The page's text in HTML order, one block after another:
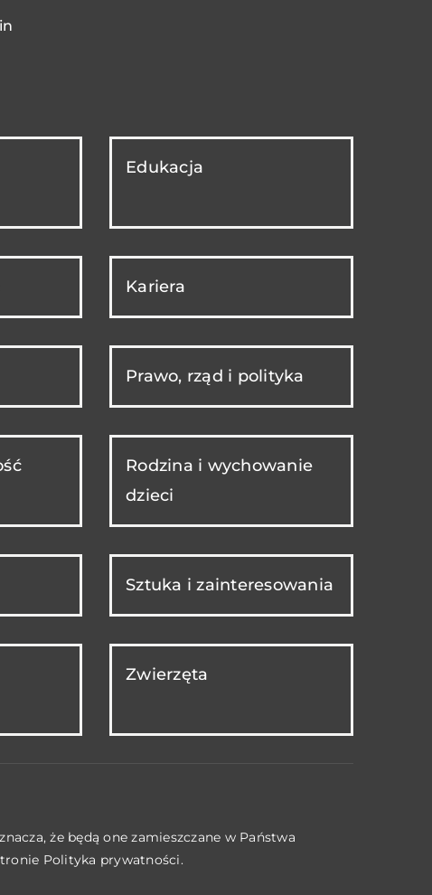
Edukacja
Kariera
Prawo, rząd i polityka
Rodzina i wychowanie
dzieci
Sztuka i zainteresowania
Zwierzęta
że będą one zamieszczane w Państwa
Polityka prywatności.